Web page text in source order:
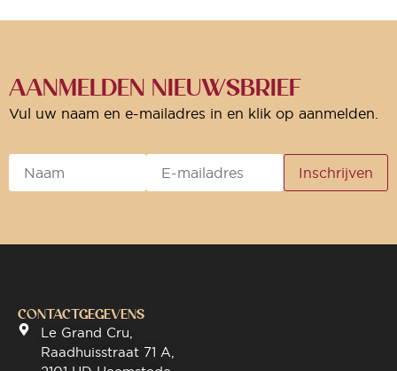
AANMELDEN NIEUWSBRIEF
Vul uw naam en e-mailadres in en klik op aanmelden.
CONTACTGEGEVENS
Le Grand Cru,
Raadhuisstraat 71 A,